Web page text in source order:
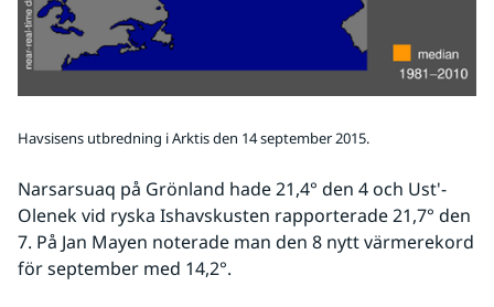
Havsisens utbredning i Arktis den 14 september 2015.
Narsarsuaq på Grönland hade 21,4° den 4 och Ust'-
Olenek vid ryska Ishavskusten rapporterade 21,7° den
7. På Jan Mayen noterade man den 8 nytt värmerekord
för september med 14,2°.